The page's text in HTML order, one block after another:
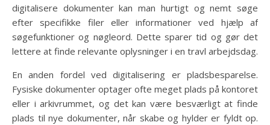
digitalisere dokumenter kan man hurtigt og nemt søge
efter specifikke filer eller informationer ved hjælp af
søgefunktioner og nøgleord. Dette sparer tid og gør det
lettere at finde relevante oplysninger i en travl arbejdsdag.
En anden fordel ved digitalisering er pladsbesparelse.
Fysiske dokumenter optager ofte meget plads på kontoret
eller i arkivrummet, og det kan være besværligt at finde
plads til nye dokumenter, når skabe og hylder er fyldt op.